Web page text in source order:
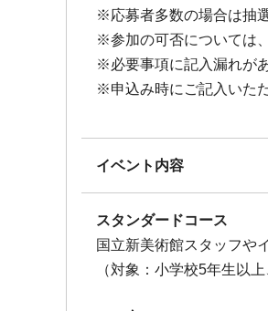
※応募者多数の場合は抽
※参加の可否については
※必要事項に記入漏れが
※申込み時にご記入いた
イベント内容
スタンダードコース
国立新美術館スタッフや
（対象：小学校5年生以